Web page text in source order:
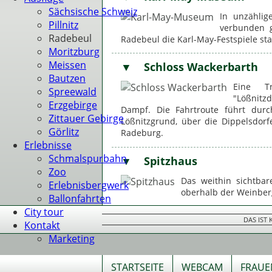
Sächsische Schweiz
Pillnitz
Radebeul
Moritzburg
Meissen
Bautzen
Spreewald
Erzgebirge
Zittauer Gebirge
Görlitz
Erlebnisse
Schmalspurbahn
Zoo
Erlebnisbergwerk
Ballonfahrten
City tour
Kontakt
Marketing
STARTSEITE WEBCAM
Karl-May-Museum
In
Schloss Wackerbarth
Eine
Dampf. Die Fahrtroute führt
Lößnitzgrund, über die
Spitzhaus
Das weithin
oberhalb der